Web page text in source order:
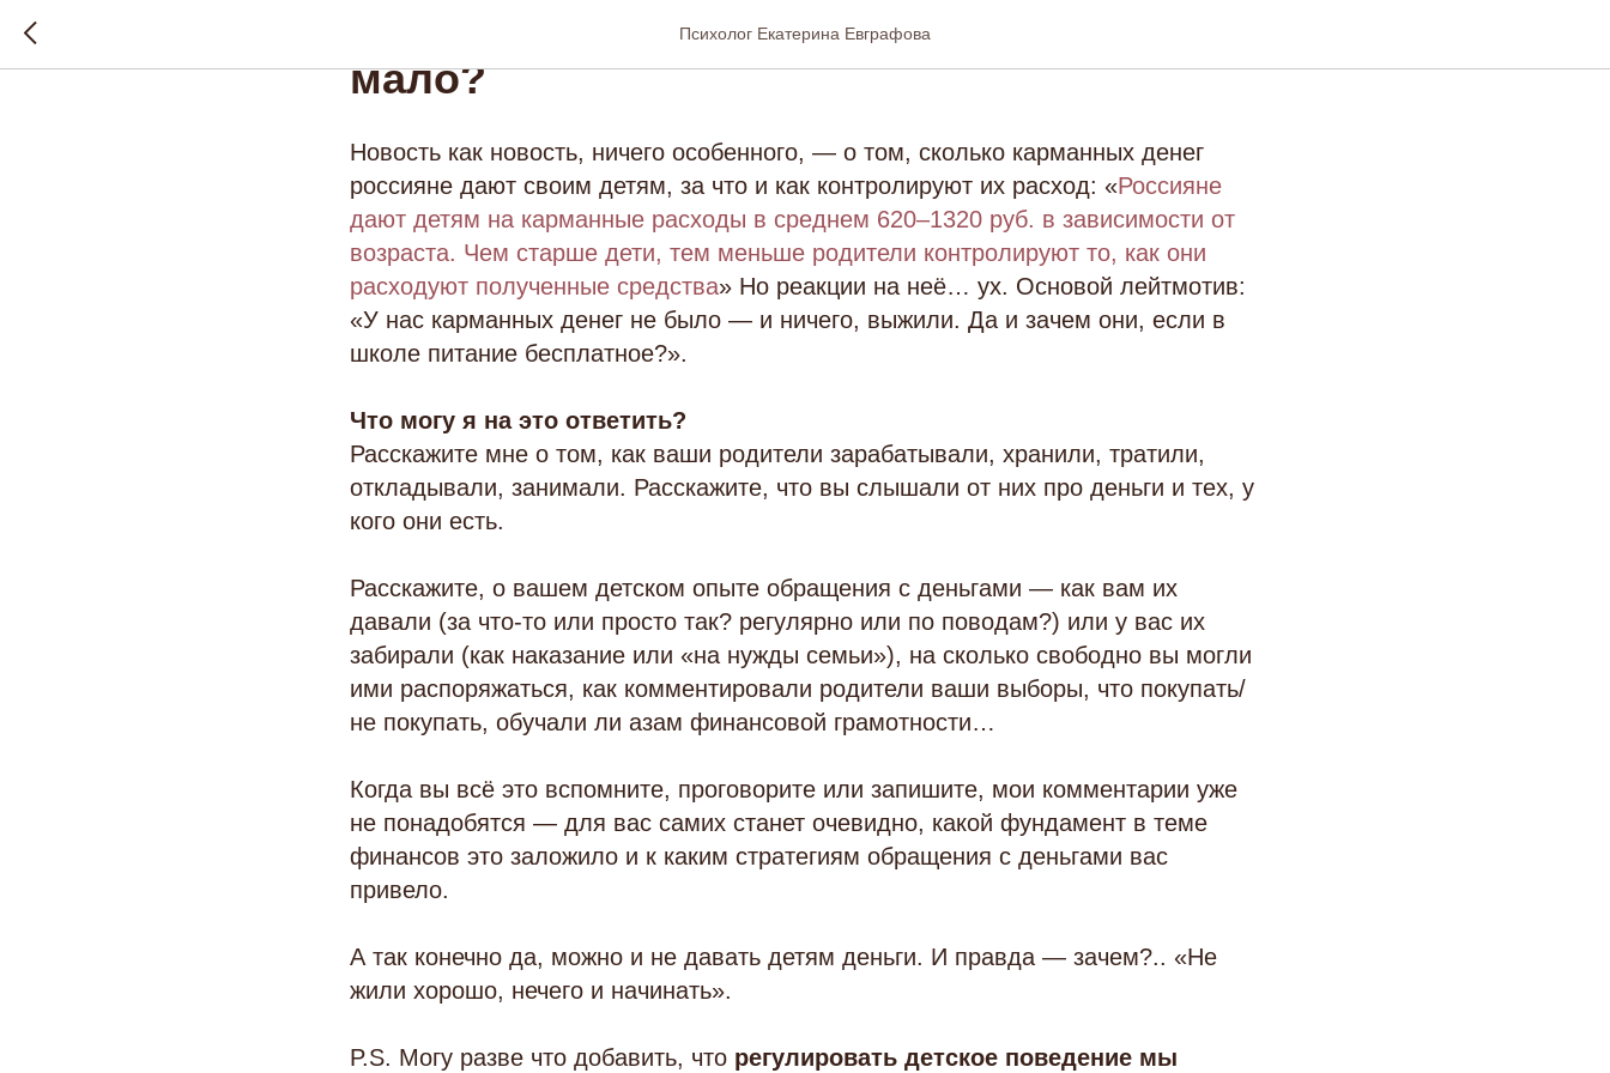
Психолог Екатерина Евграфова
620 рублей в неделю — это много или
мало?
Новость как новость, ничего особенного, — о том, сколько карманных денег
россияне дают своим детям, за что и как контролируют их расход: «Россияне
дают детям на карманные расходы в среднем 620–1320 руб. в зависимости от
возраста. Чем старше дети, тем меньше родители контролируют то, как они
расходуют полученные средства» Но реакции на неё… ух. Основой лейтмотив:
«У нас карманных денег не было — и ничего, выжили. Да и зачем они, если в
школе питание бесплатное?».
Что могу я на это ответить?
Расскажите мне о том, как ваши родители зарабатывали, хранили, тратили,
откладывали, занимали. Расскажите, что вы слышали от них про деньги и тех, у
кого они есть.
Расскажите, о вашем детском опыте обращения с деньгами — как вам их
давали (за что-то или просто так? регулярно или по поводам?) или у вас их
забирали (как наказание или «на нужды семьи»), на сколько свободно вы могли
ими распоряжаться, как комментировали родители ваши выборы, что покупать/
не покупать, обучали ли азам финансовой грамотности…
Когда вы всё это вспомните, проговорите или запишите, мои комментарии уже
не понадобятся — для вас самих станет очевидно, какой фундамент в теме
финансов это заложило и к каким стратегиям обращения с деньгами вас
привело.
А так конечно да, можно и не давать детям деньги. И правда — зачем?.. «Не
жили хорошо, нечего и начинать».
P.S. Могу разве что добавить, что регулировать детское поведение мы